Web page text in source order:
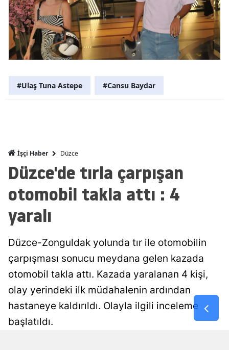
Kayseri
Kırklareli
Kırşehir
Muş
Nevşehir
Ordu
#Ulaş Tuna Astepe #Cansu Baydar
İşçi Haber Düzce
Düzce'de tırla çarpışan
otomobil takla attı : 4
yaralı
Düzce-Zonguldak yolunda tır ile otomobilin
çarpışması sonucu meydana gelen kazada
otomobil takla attı. Kazada yaralanan 4 kişi,
olay yerindeki ilk müdahalenin ardından
hastaneye kaldırıldı. Olayla ilgili inceleme
başlatıldı.